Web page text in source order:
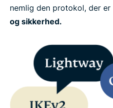
nemlig den protokol, der er
og sikkerhed.